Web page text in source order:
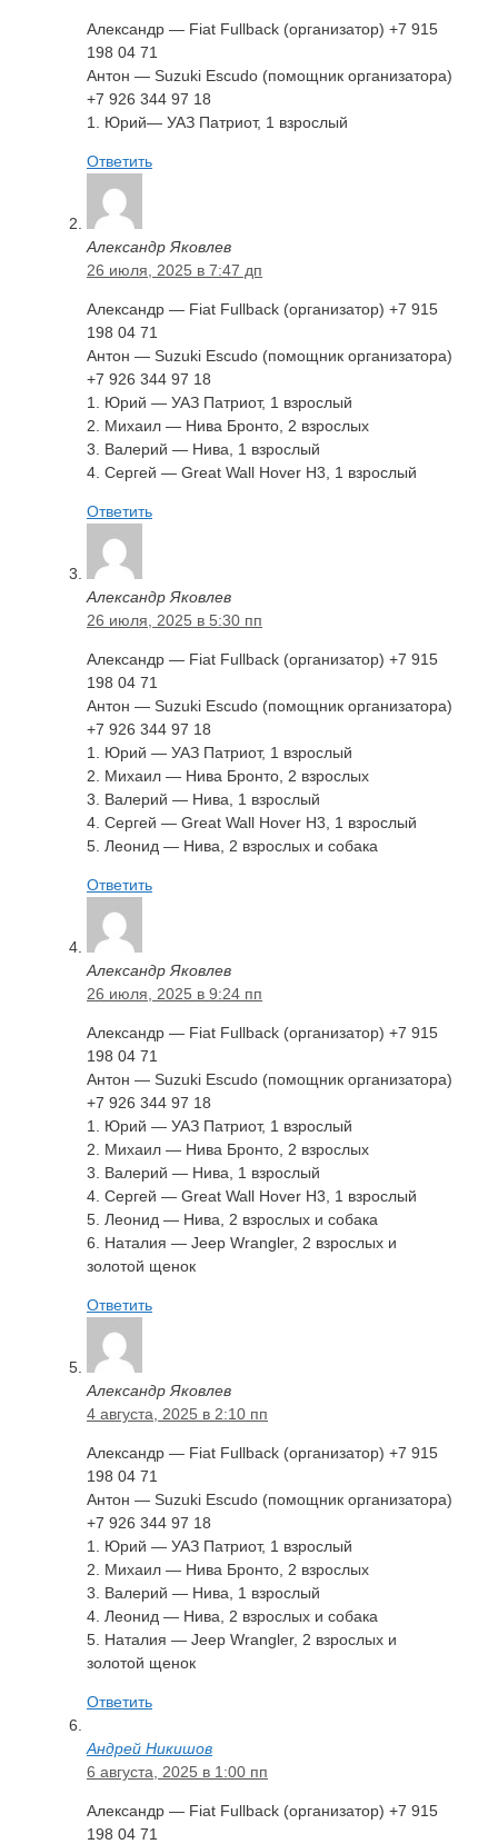
Александр — Fiat Fullback (организатор) +7 915
198 04 71
Антон — Suzuki Escudo (помощник организатора)
+7 926 344 97 18
1. Юрий— УАЗ Патриот, 1 взрослый
Ответить
Александр Яковлев
26 июля, 2025 в 7:47 дп
Александр — Fiat Fullback (организатор) +7 915
198 04 71
Антон — Suzuki Escudo (помощник организатора)
+7 926 344 97 18
1. Юрий — УАЗ Патриот, 1 взрослый
2. Михаил — Нива Бронто, 2 взрослых
3. Валерий — Нива, 1 взрослый
4. Сергей — Great Wall Hover Н3, 1 взрослый
Ответить
Александр Яковлев
26 июля, 2025 в 5:30 пп
Александр — Fiat Fullback (организатор) +7 915
198 04 71
Антон — Suzuki Escudo (помощник организатора)
+7 926 344 97 18
1. Юрий — УАЗ Патриот, 1 взрослый
2. Михаил — Нива Бронто, 2 взрослых
3. Валерий — Нива, 1 взрослый
4. Сергей — Great Wall Hover Н3, 1 взрослый
5. Леонид — Нива, 2 взрослых и собака
Ответить
Александр Яковлев
26 июля, 2025 в 9:24 пп
Александр — Fiat Fullback (организатор) +7 915
198 04 71
Антон — Suzuki Escudo (помощник организатора)
+7 926 344 97 18
1. Юрий — УАЗ Патриот, 1 взрослый
2. Михаил — Нива Бронто, 2 взрослых
3. Валерий — Нива, 1 взрослый
4. Сергей — Great Wall Hover Н3, 1 взрослый
5. Леонид — Нива, 2 взрослых и собака
6. Наталия — Jeep Wrangler, 2 взрослых и
золотой щенок
Ответить
Александр Яковлев
4 августа, 2025 в 2:10 пп
Александр — Fiat Fullback (организатор) +7 915
198 04 71
Антон — Suzuki Escudo (помощник организатора)
+7 926 344 97 18
1. Юрий — УАЗ Патриот, 1 взрослый
2. Михаил — Нива Бронто, 2 взрослых
3. Валерий — Нива, 1 взрослый
4. Леонид — Нива, 2 взрослых и собака
5. Наталия — Jeep Wrangler, 2 взрослых и
золотой щенок
Ответить
Андрей Никишов
6 августа, 2025 в 1:00 пп
Александр — Fiat Fullback (организатор) +7 915
198 04 71